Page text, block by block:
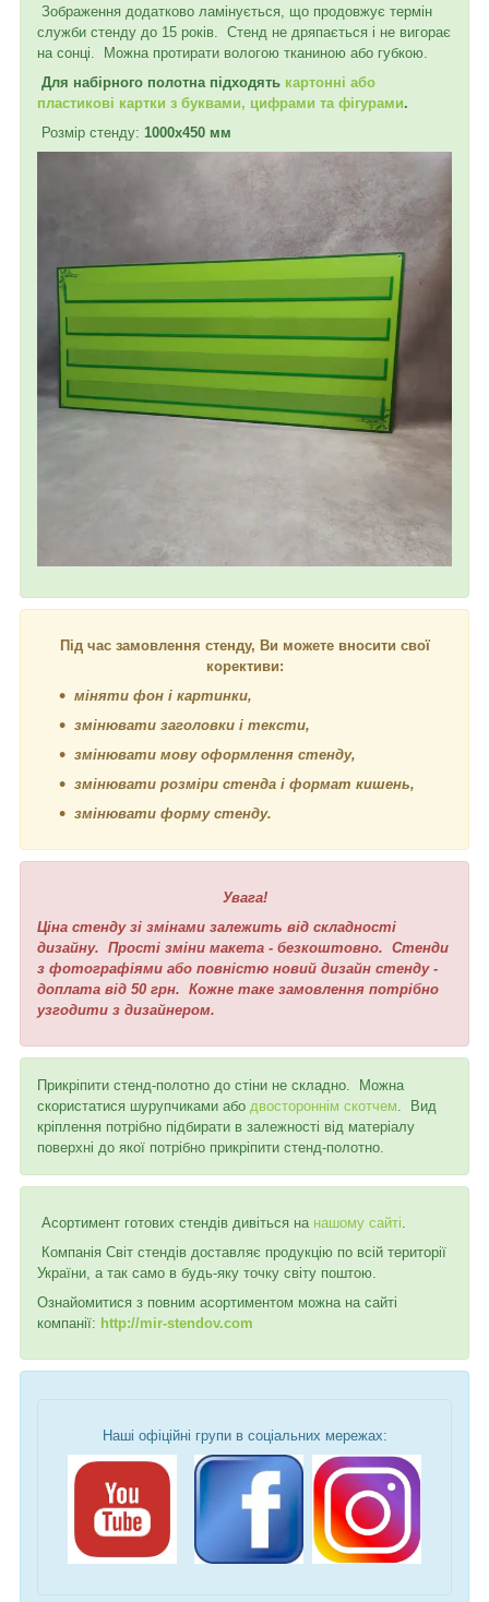
Зображення додатково ламінується, що продовжує термін
служби стенду до 15 років. Стенд не дряпається і не вигорає
на сонці. Можна протирати вологою тканиною або губкою.
Для набірного полотна підходять картонні або
пластикові картки з буквами, цифрами та фігурами.
Розмір стенду: 1000х450 мм
Під час замовлення стенду, Ви можете вносити свої
корективи:
міняти фон і картинки,
змінювати заголовки і тексти,
змінювати мову оформлення стенду,
змінювати розміри стенда і формат кишень,
змінювати форму стенду.
Увага!
Ціна стенду зі змінами залежить від складності
дизайну. Прості зміни макета - безкоштовно. Стенди
з фотографіями або повністю новий дизайн стенду -
доплата від 50 грн. Кожне таке замовлення потрібно
узгодити з дизайнером.
Прикріпити стенд-полотно до стіни не складно. Можна
скористатися шурупчиками або двостороннім скотчем . Вид
кріплення потрібно підбирати в залежності від матеріалу
поверхні до якої потрібно прикріпити стенд-полотно.
Асортимент готових стендів дивіться на нашому сайті
Компанія Світ стендів доставляє продукцію по всій території
України, а так само в будь-яку точку світу поштою.
Ознайомитися з повним асортиментом можна на сайті
компанії: http://mir-stendov.com
Наші офіційні групи в соціальних мережах: